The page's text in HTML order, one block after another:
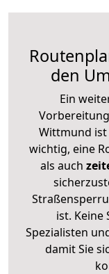
den
Ein
Wittmund ist
wichtig, eine
als auch
ist. Keine
Spezialisten
damit Sie